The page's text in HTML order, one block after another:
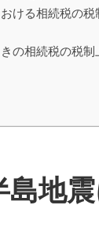
ける相続税の税
の相続税の税制
島地